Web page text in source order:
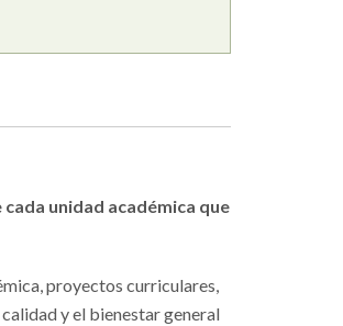
unidad académica que
proyectos curriculares,
y el bienestar general